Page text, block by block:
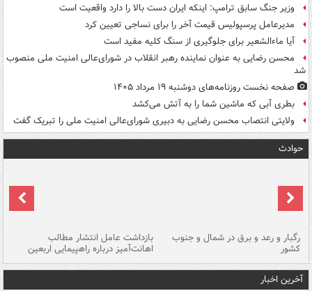
وزیر جنگ سابق ترامپ: اینکه ایران دست بالا را دارد واقعیت است
مدیرعامل پرسپولیس قیمت آخر را برای نساجی تعیین کرد
آیا ماءالشعیر برای جلوگیری از سنگ کلیه مفید است
محسن رضایی به عنوان نماینده رهبر انقلاب در شورای‌عالی امنیت ملی منصوب
شد
صفحه نخست روزنامه‌های دوشنبه ۱۹ مرداد ۱۴۰۵
بطری آبی که ماشین شما را به آتش می‌کشد
ولایتی انتصاب محسن رضایی به دبیری شورای‌عالی امنیت ملی را تبریک گفت
حوادث
رگبار و رعد و برق در شمال و جنوب
کشور
بازداشت عامل انتشار مطالب
اهانت‌آمیز درباره راهپیمایی اربعین
آخرین اخبار